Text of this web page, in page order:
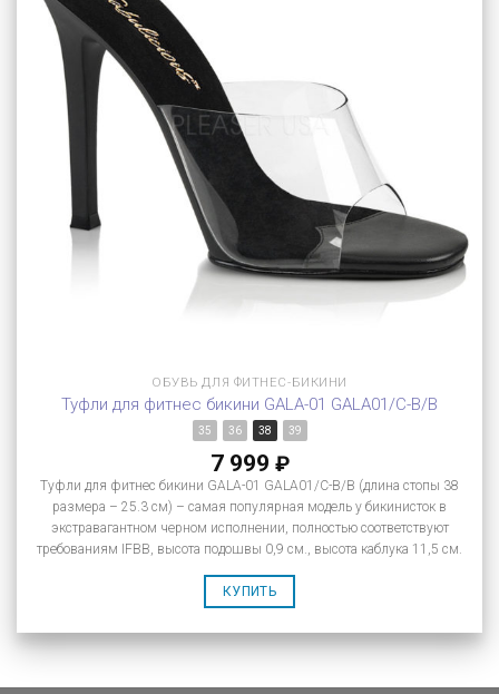
ОБУВЬ ДЛЯ ФИТНЕС-БИКИНИ
Туфли для фитнес бикини GALA-01 GALA01/C-B/B
35 36 38 39
7 999 ₽
Туфли для фитнес бикини GALA-01 GALA01/C-B/B (длина стопы 38
размера – 25.3 см) – самая популярная модель у бикинисток в
экстравагантном черном исполнении, полностью соответствуют
требованиям IFBB, высота подошвы 0,9 см., высота каблука 11,5 см.
КУПИТЬ